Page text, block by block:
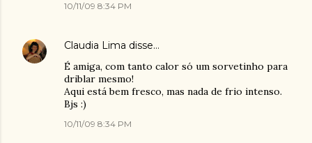
10/11/09 8:34 PM
Claudia Lima disse…
É amiga, com tanto calor só um sorvetinho para
driblar mesmo!
Aqui está bem fresco, mas nada de frio intenso.
Bjs :)
10/11/09 8:34 PM